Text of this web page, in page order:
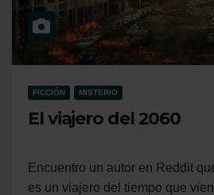
FICCIÓN MISTERIO
El viajero del 2060
Encuentro un autor en Reddit
es un viajero del tiempo que